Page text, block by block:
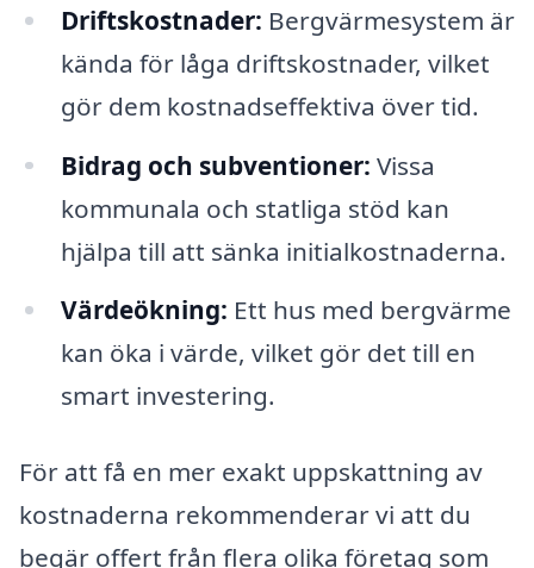
Driftskostnader: Bergvärmesystem är
kända för låga driftskostnader, vilket
gör dem kostnadseffektiva över tid.
Bidrag och subventioner: Vissa
kommunala och statliga stöd kan
hjälpa till att sänka initialkostnaderna.
Värdeökning: Ett hus med bergvärme
kan öka i värde, vilket gör det till en
smart investering.
För att få en mer exakt uppskattning av
kostnaderna rekommenderar vi att du
begär offert från flera olika företag som